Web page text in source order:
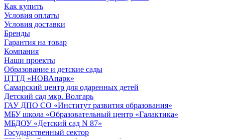
Как купить
Условия оплаты
Условия доставки
Бренды
Гарантия на товар
Компания
Наши проекты
Образование и детские сады
ЦТТД «НОВАпарк»
Самарский центр для одаренных детей
Детский сад мкр. Волгарь
ГАУ ДПО СО «Институт развития образования»
МБУ школа «Образовательный центр «Галактика»
МБДОУ «Детский сад N 87»
Государственный сектор